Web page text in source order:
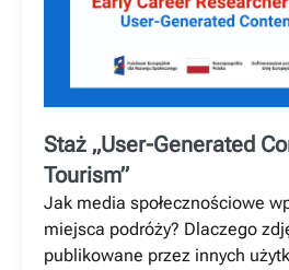
Staż „User-Generated
Tourism”
Jak media społecznościowe
miejsca podróży? Dlaczego
publikowane przez innych